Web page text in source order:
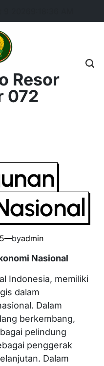
Resor
072
byadmin
Nasional
Indonesia, memiliki
dalam
Dalam
berkembang,
pelindung
penggerak
Dalam